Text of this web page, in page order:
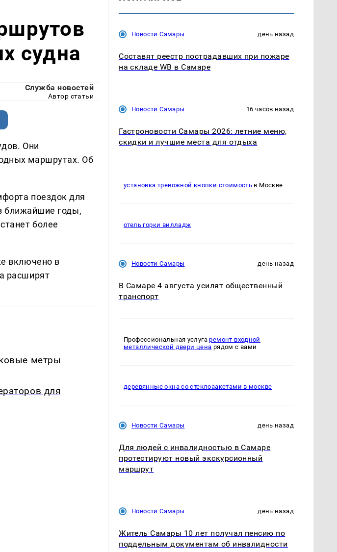
судна
Служба новостей
Автор статьи
Они
маршрутах. Об
поездок для
ближайшие годы,
более
включено в
расширят
метры
для
Новости Самары день назад
Составят реестр пострадавших при пожаре
на складе WB в Самаре
Новости Самары 16 часов назад
Гастроновости Самары 2026: летние меню,
скидки и лучшие места для отдыха
установка тревожной кнопки стоимость в Москве
отель горки вилладж
Новости Самары день назад
В Самаре 4 августа усилят общественный
транспорт
Профессиональная услугаремонт входной
металлической двери цена рядом с вами
деревянные окна со стеклоаакетами в москве
Новости Самары день назад
Для людей с инвалидностью в Самаре
протестируют новый экскурсионный
маршрут
Новости Самары день назад
Житель Самары 10 лет получал пенсию по
поддельным документам об инвалидности